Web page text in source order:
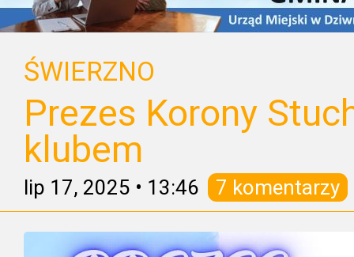
ŚWIERZNO
Prezes Korony
klubem
lip 17, 2025 • 13:46 7 komentarzy